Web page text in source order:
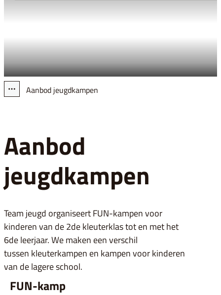
Toon alle broodkruimel items
Aanbod jeugdkampen
Aanbod
jeugdkampen
Team jeugd organiseert FUN-kampen voor
kinderen van de 2de kleuterklas tot en met het
6de leerjaar. We maken een verschil
tussen kleuterkampen en kampen voor kinderen
van de lagere school.
FUN-kamp
FUN-kamp